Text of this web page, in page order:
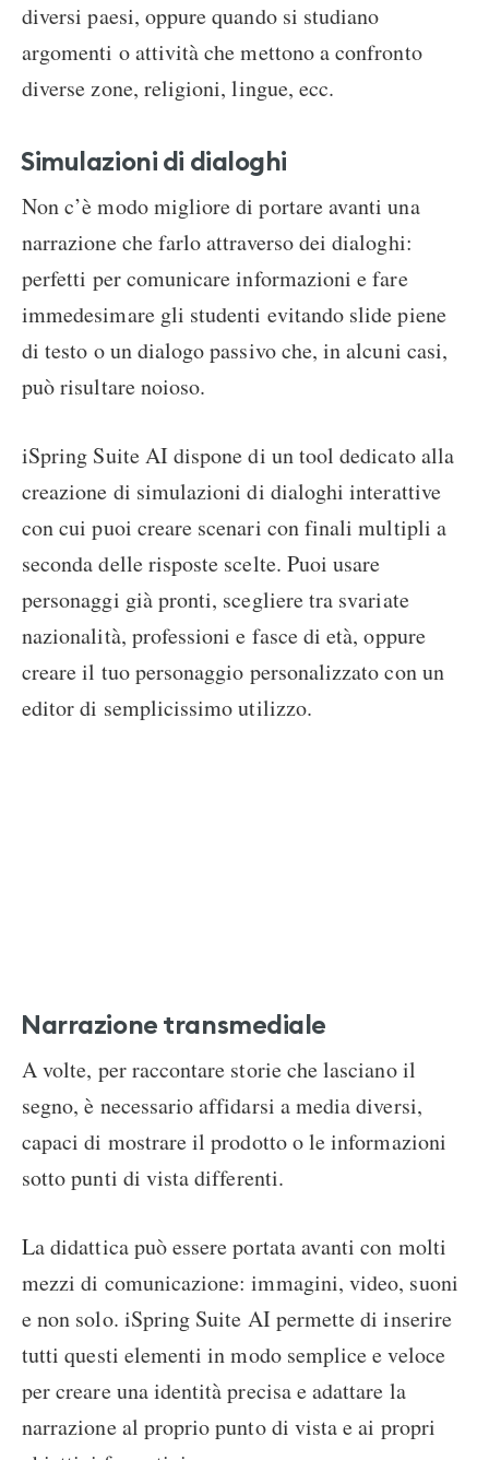
diversi paesi, oppure quando si studiano
argomenti o attività che mettono a confronto
diverse zone, religioni, lingue, ecc.
Simulazioni di dialoghi
Non c’è modo migliore di portare avanti una
narrazione che farlo attraverso dei dialoghi:
perfetti per comunicare informazioni e fare
immedesimare gli studenti evitando slide piene
di testo o un dialogo passivo che, in alcuni casi,
può risultare noioso.
iSpring Suite AI dispone di un tool dedicato alla
creazione di simulazioni di dialoghi interattive
con cui puoi creare scenari con finali multipli a
seconda delle risposte scelte. Puoi usare
personaggi già pronti, scegliere tra svariate
nazionalità, professioni e fasce di età, oppure
creare il tuo personaggio personalizzato con un
editor di semplicissimo utilizzo.
Narrazione transmediale
A volte, per raccontare storie che lasciano il
segno, è necessario affidarsi a media diversi,
capaci di mostrare il prodotto o le informazioni
sotto punti di vista differenti.
La didattica può essere portata avanti con molti
mezzi di comunicazione: immagini, video, suoni
e non solo. iSpring Suite AI permette di inserire
tutti questi elementi in modo semplice e veloce
per creare una identità precisa e adattare la
narrazione al proprio punto di vista e ai propri